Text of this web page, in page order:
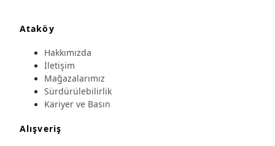
Ataköy
Hakkımızda
İletişim
Mağazalarımız
Sürdürülebilirlik
Kariyer ve Basın
Alışveriş